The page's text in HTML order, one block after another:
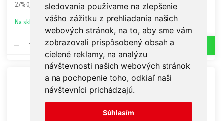
sledovania používame na zlepšenie
vášho zážitku z prehliadania našich
webových stránok, na to, aby sme vám
zobrazovali prispôsobený obsah a
cielené reklamy, na analýzu
návštevnosti našich webových stránok
a na pochopenie toho, odkiaľ naši
návštevníci prichádzajú.
Súhlasím
27% 0,5l
Na sklade 7,07 €
1
27% 1l
Na sklade 13,55 €
1